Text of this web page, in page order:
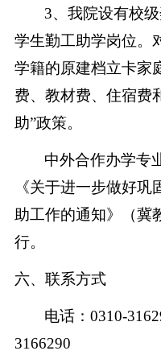
3、我院设有校
学生勤工助学岗位。
学籍的原建档立卡家
费、教材费、住宿费
助”政策。
中外合作办学专
《关于进一步做好
助工作的通知》（冀
行。
六、联系方式
电话：0310-
3166290